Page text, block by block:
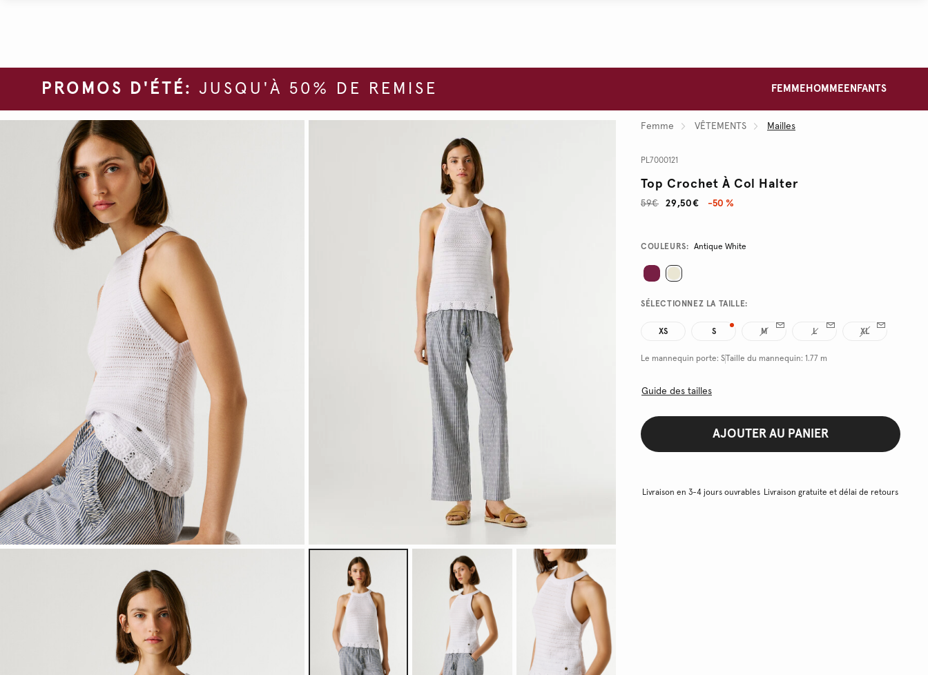
PROMOS D'ÉTÉ: JUSQU'À 50% DE REMISE FEMME HOMME ENFANTS
Femme VÊTEMENTS Mailles
PL7000121
Top Crochet À Col Halter
29,50€
59€ -50 %
Promotions
Variations
COULEURS: Antique White
SÉLECTIONNEZ LA TAILLE:
XS S M L XL
Le mannequin porte: S Taille du mannequin: 1.77 m
Guide des tailles
AJOUTER AU PANIER
Livraison en 3-4 jours ouvrables Livraison gratuite et délai de retours